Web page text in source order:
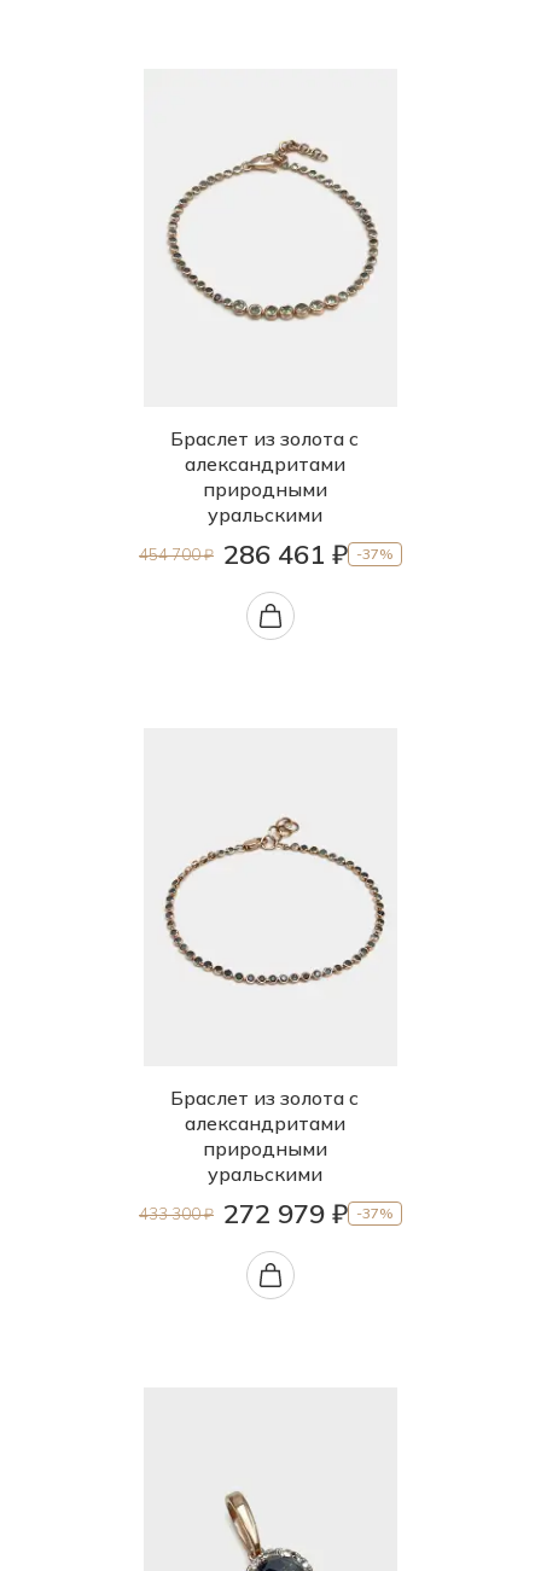
Браслет из золота с
александритами
природными
уральскими
454 700 ₽ 286 461 ₽ -37%
Браслет из золота с
александритами
природными
уральскими
433 300 ₽ 272 979 ₽ -37%